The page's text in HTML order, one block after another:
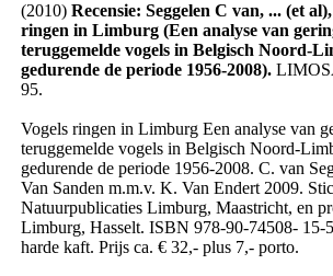
(2010) Recensie: Seggelen C van, ... (et
ringen in Limburg (Een analyse van
teruggemelde vogels in Belgisch Noord-
gedurende de periode 1956-2008).
95.
Vogels ringen in Limburg Een analyse van
teruggemelde vogels in Belgisch Noord-
gedurende de periode 1956-2008. C. van
Van Sanden m.m.v. K. Van Endert 2009.
Natuurpublicaties Limburg, Maastricht, en
Limburg, Hasselt. ISBN 978-90-74508- 15-
harde kaft. Prijs ca. € 32,- plus 7,- porto.